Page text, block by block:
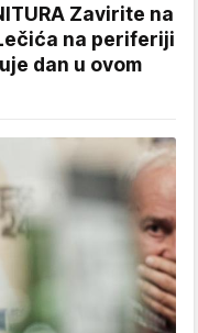
Zavirite na
na periferiji
dan u ovom